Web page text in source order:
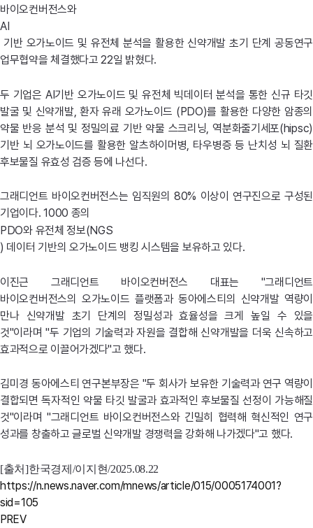
바이오컨버전스와
AI
기반 오가노이드 및 유전체 분석을 활용한 신약개발 초기 단계 공동연구
업무협약을 체결했다고 22일 밝혔다.
두 기업은 AI기반 오가노이드 및 유전체 빅데이터 분석을 통한 신규 타깃
발굴 및 신약개발, 환자 유래 오가노이드 (PDO)를 활용한 다양한 암종의
약물 반응 분석 및 정밀의료 기반 약물 스크리닝, 역분화줄기세포(hipsc)
기반 뇌 오가노이드를 활용한 알츠하이머병, 타우병증 등 난치성 뇌 질환
후보물질 유효성 검증 등에 나선다.
그래디언트 바이오컨버전스는 임직원의 80% 이상이 연구진으로 구성된
기업이다. 1000 종의
PDO와 유전체 정보(NGS
) 데이터 기반의 오가노이드 뱅킹 시스템을 보유하고 있다.
이진근 그래디언트 바이오컨버전스 대표는 "그래디언트
바이오컨버전스의 오가노이드 플랫폼과 동아에스티의 신약개발 역량이
만나 신약개발 초기 단계의 정밀성과 효율성을 크게 높일 수 있을
것"이라며 "두 기업의 기술력과 자원을 결합해 신약개발을 더욱 신속하고
효과적으로 이끌어가겠다"고 했다.
김미경 동아에스티 연구본부장은 "두 회사가 보유한 기술력과 연구 역량이
결합되면 독자적인 약물 타깃 발굴과 효과적인 후보물질 선정이 가능해질
것"이라며 "그래디언트 바이오컨버전스와 긴밀히 협력해 혁신적인 연구
성과를 창출하고 글로벌 신약개발 경쟁력을 강화해 나가겠다"고 했다.
[출처]한국경제/이지현/2025.08.22
https://n.news.naver.com/mnews/article/015/0005174001?
sid=105
PREV